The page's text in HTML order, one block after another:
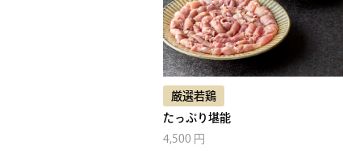
厳選若鶏
たっぷり堪能
4,500 円